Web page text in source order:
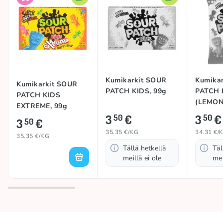
Happamuus Hapan
Alkuperämaa Turkki
Kumikarkit SOUR
PATCH KIDS
EXTREME, 99g
350€
35.35 €/KG
Kumikarkit SOUR
PATCH KIDS, 99g
350€
35.35 €/KG
Tällä hetkellä
meillä ei ole
PATCH
102g
350€
34.31 €/